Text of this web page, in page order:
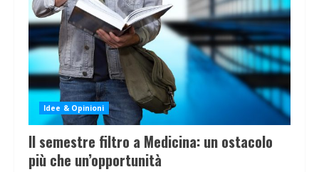
Idee & Opinioni
Il semestre filtro a Medicina: un ostacolo
più che un’opportunità